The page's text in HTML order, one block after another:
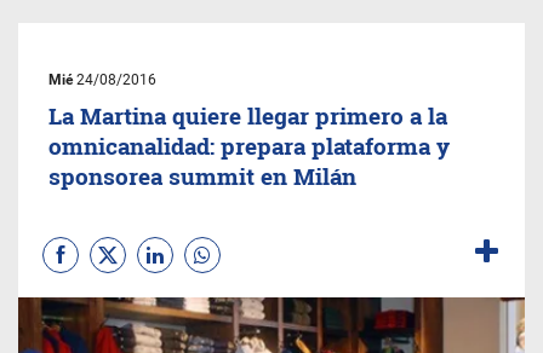
Mié24/08/2016
La Martina quiere llegar primero a la
omnicanalidad: prepara plataforma y
sponsorea summit en Milán